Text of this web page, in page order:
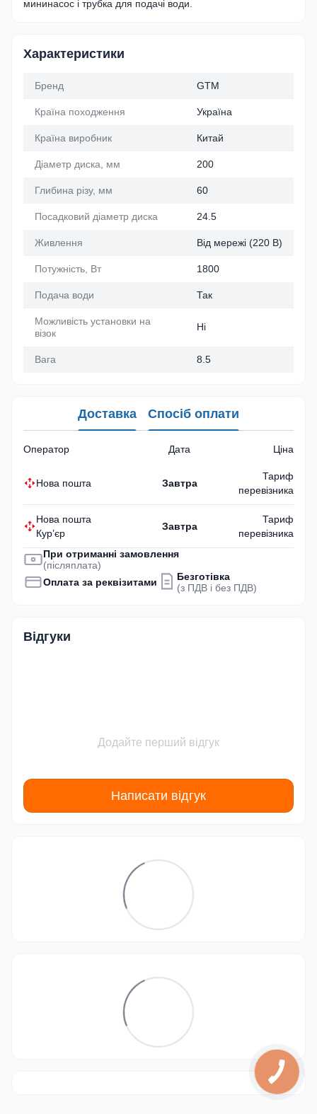
мининасос і трубка для подачі води.
Характеристики
Бренд GTM
Країна походження Україна
Країна виробник Китай
Діаметр диска, мм 200
Глибина різу, мм 60
Посадковий діаметр диска 24.5
Живлення Від мережі (220 В)
Потужність, Вт 1800
Подача води Так
Можливість установки на
візок
Ні
Вага 8.5
Доставка Спосіб оплати
Оператор Дата Ціна
Нова пошта Завтра
Тариф
перевізника
Нова пошта
Кур’єр
Завтра
Тариф
перевізника
При отриманні замовлення
(післяплата)
Оплата за реквізитами
Безготівка
(з ПДВ і без ПДВ)
Відгуки
Додайте перший відгук
Написати відгук